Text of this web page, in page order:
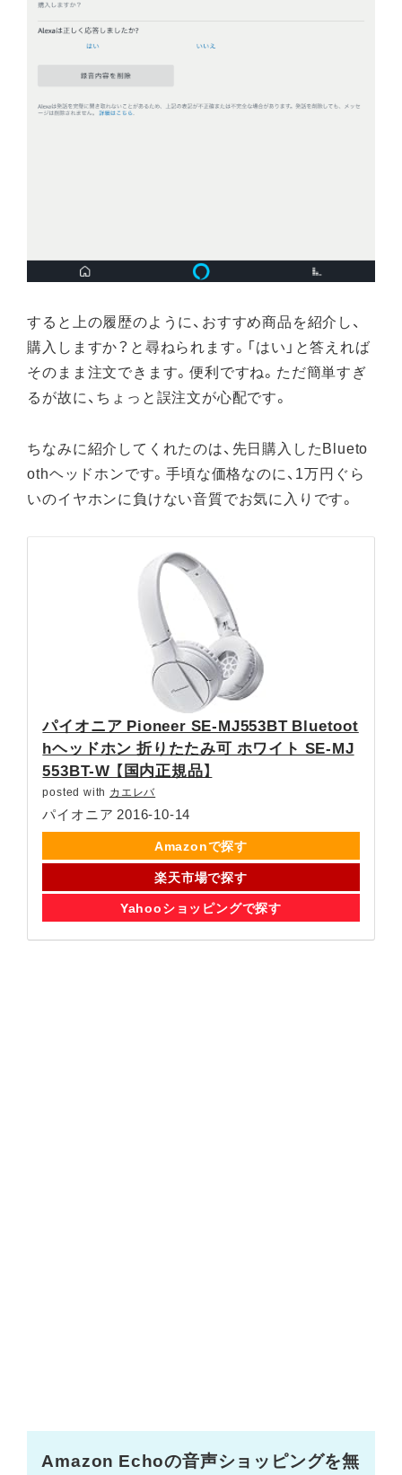
すると上の履歴のように、おすすめ商品を紹介し、
購入しますか？と尋ねられます。「はい」と答えれば
そのまま注文できます。便利ですね。ただ簡単すぎ
るが故に、ちょっと誤注文が心配です。
ちなみに紹介してくれたのは、先日購入したBlueto
othヘッドホンです。手頃な価格なのに、1万円ぐら
いのイヤホンに負けない音質でお気に入りです。
パイオニア Pioneer SE-MJ553BT Bluetoot
hヘッドホン 折りたたみ可 ホワイト SE-MJ
553BT-W 【国内正規品】
posted with カエレバ
パイオニア 2016-10-14
Amazonで探す
楽天市場で探す
Yahooショッピングで探す
Amazon Echoの音声ショッピングを無